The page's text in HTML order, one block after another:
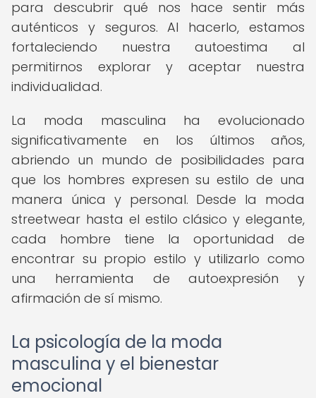
para descubrir qué nos hace sentir más
auténticos y seguros. Al hacerlo, estamos
fortaleciendo nuestra autoestima al
permitirnos explorar y aceptar nuestra
individualidad.
La moda masculina ha evolucionado
significativamente en los últimos años,
abriendo un mundo de posibilidades para
que los hombres expresen su estilo de una
manera única y personal. Desde la moda
streetwear hasta el estilo clásico y elegante,
cada hombre tiene la oportunidad de
encontrar su propio estilo y utilizarlo como
una herramienta de autoexpresión y
afirmación de sí mismo.
La psicología de la moda
masculina y el bienestar
emocional